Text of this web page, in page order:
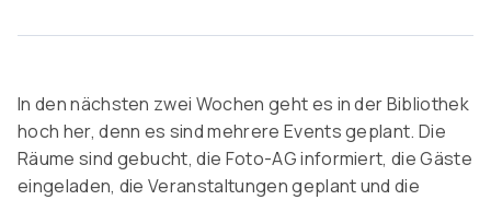
In den nächsten zwei Wochen geht es in der Bibliothek
hoch her, denn es sind mehrere Events geplant. Die
Räume sind gebucht, die Foto-AG informiert, die Gäste
eingeladen, die Veranstaltungen geplant und die